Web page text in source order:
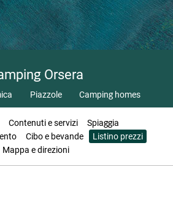
Orsera
Piazzole Camping homes
Contenuti e servizi
Spiaggia
Cibo e bevande
Listino prezzi
Mappa e direzioni